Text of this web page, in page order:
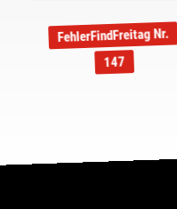
FehlerFindFreitag Nr.
147